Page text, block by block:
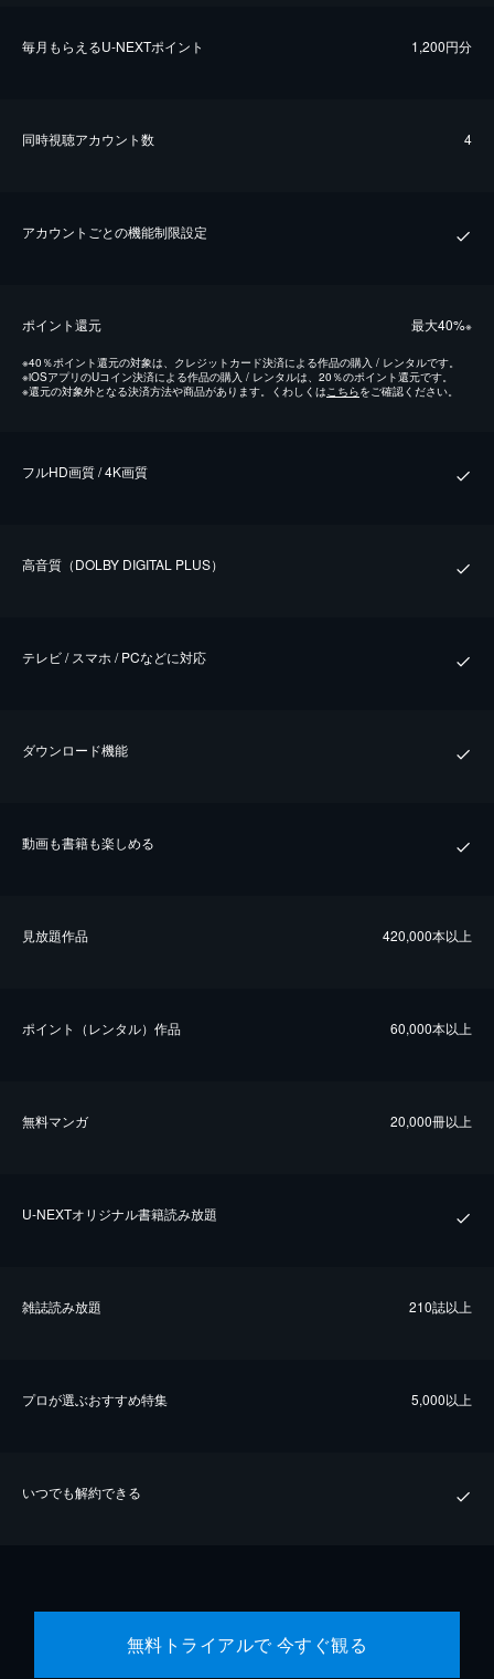
毎⽉もらえるU-NEXTポイント 1,200円分
同時視聴アカウント数 4
アカウントごとの機能制限設定
ポイント還元 最⼤40%※
※40％ポイント還元の対象は、クレジットカード決済による作品の購入 / レンタルです。
※iOSアプリのUコイン決済による作品の購入 / レンタルは、20％のポイント還元です。
※還元の対象外となる決済方法や商品があります。くわしくはこちらをご確認ください。
フルHD画質 / 4K画質
⾼⾳質（DOLBY DIGITAL PLUS）
テレビ / スマホ / PCなどに対応
ダウンロード機能
動画も書籍も楽しめる
⾒放題作品 420,000本以上
ポイント（レンタル）作品 60,000本以上
無料マンガ 20,000冊以上
U-NEXTオリジナル書籍読み放題
雑誌読み放題 210誌以上
プロが選ぶおすすめ特集 5,000以上
いつでも解約できる
無料トライアルで 今すぐ観る